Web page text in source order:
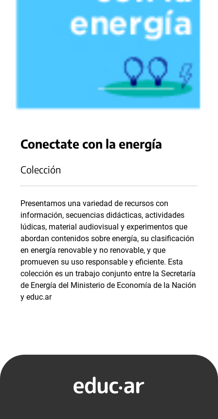
Conectate con la energía
Colección
Presentamos una variedad de recursos con
información, secuencias didácticas, actividades
lúdicas, material audiovisual y experimentos que
abordan contenidos sobre energía, su clasificación
en energía renovable y no renovable, y que
promueven su uso responsable y eficiente. Esta
colección es un trabajo conjunto entre la Secretaría
de Energía del Ministerio de Economía de la Nación
y educ.ar